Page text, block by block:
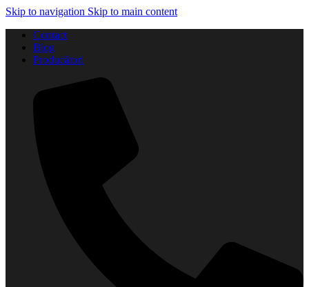
Skip to navigation Skip to main content
Contact
Blog
Producători